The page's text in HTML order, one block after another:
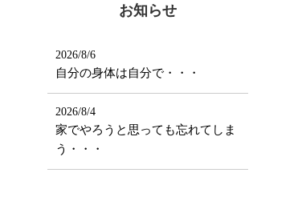
お知らせ
2026/8/6
自分の身体は自分で・・・
2026/8/4
家でやろうと思っても忘れてしま
う・・・